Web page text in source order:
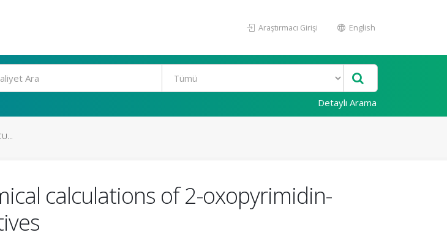
Araştırmacı Girişi English
Detaylı Arama
calculations of 2-oxopyrimidin-